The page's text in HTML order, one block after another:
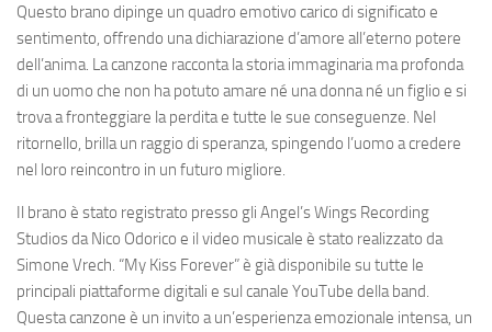
Questo brano dipinge un quadro emotivo carico di significato e
sentimento, offrendo una dichiarazione d’amore all’eterno potere
dell’anima. La canzone racconta la storia immaginaria ma profonda
di un uomo che non ha potuto amare né una donna né un figlio e si
trova a fronteggiare la perdita e tutte le sue conseguenze. Nel
ritornello, brilla un raggio di speranza, spingendo l’uomo a credere
nel loro reincontro in un futuro migliore.
Il brano è stato registrato presso gli Angel’s Wings Recording
Studios da Nico Odorico e il video musicale è stato realizzato da
Simone Vrech. “My Kiss Forever” è già disponibile su tutte le
principali piattaforme digitali e sul canale YouTube della band.
Questa canzone è un invito a un’esperienza emozionale intensa, un